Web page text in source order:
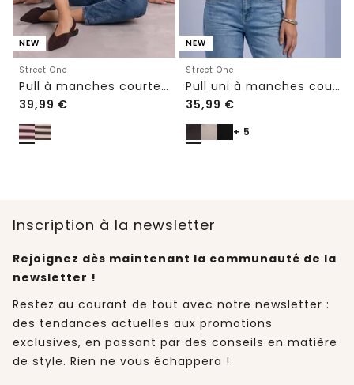
NEW
Street One
Pull à manches courtes à col rond et à rayures
39,99 €
NEW
Street One
Pull uni à manches courtes et col rond
35,99 €
+ 5
Inscription à la newsletter
Rejoignez dès maintenant la communauté de la
newsletter !
Restez au courant de tout avec notre newsletter :
des tendances actuelles aux promotions
exclusives, en passant par des conseils en matière
de style. Rien ne vous échappera !